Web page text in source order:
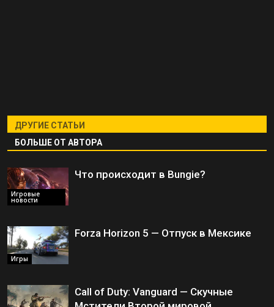
ДРУГИЕ СТАТЬИ
БОЛЬШЕ ОТ АВТОРА
Игровые
новости
Что происходит в Bungie?
Игры
Forza Horizon 5 — Отпуск в Мексике
Call of Duty: Vanguard — Скучные